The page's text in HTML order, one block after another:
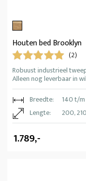
Houten bed Brooklyn
(2)
Robuust industrieel
Alleen nog leverbaar in
Breedte:
140 t/
Lengte:
200,
1.789,-